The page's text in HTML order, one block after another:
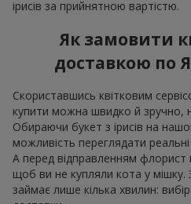
ірисів за прийнятною вартістю.
Як замовити
доставкою по
Скориставшись квітковим
купити можна швидко й зручно,
Обираючи букет з ірисів на
можливість переглядати
А перед відправленням
щоб ви не купляли кота у мішку.
займає лише кілька хвилин: